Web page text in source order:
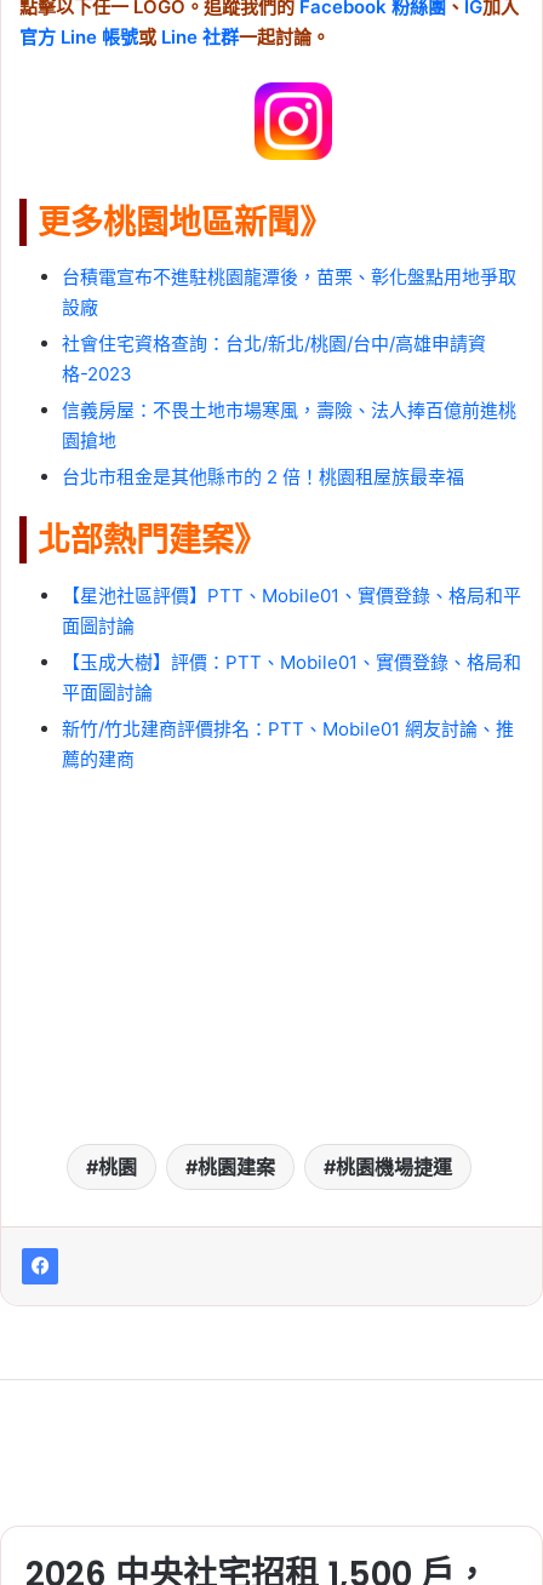
點擊以下任一 LOGO。追蹤我們的 Facebook 粉絲團 、 IG加入
官方 Line 帳號或 Line 社群一起討論。
更多桃園地區新聞》
台積電宣布不進駐桃園龍潭後，苗栗、彰化盤點用地爭取
設廠
社會住宅資格查詢：台北/新北/桃園/台中/高雄申請資
格-2023
信義房屋：不畏土地市場寒風，壽險、法人捧百億前進桃
園搶地
台北市租金是其他縣市的 2 倍！桃園租屋族最幸福
北部熱門建案》
【星池社區評價】PTT、Mobile01、實價登錄、格局和平
面圖討論
【玉成大樹】評價：PTT、Mobile01、實價登錄、格局和
平面圖討論
新竹/竹北建商評價排名：PTT、Mobile01 網友討論、推
薦的建商
桃園 桃園建案 桃園機場捷運
2026 中央社宅招租 1,500 戶，